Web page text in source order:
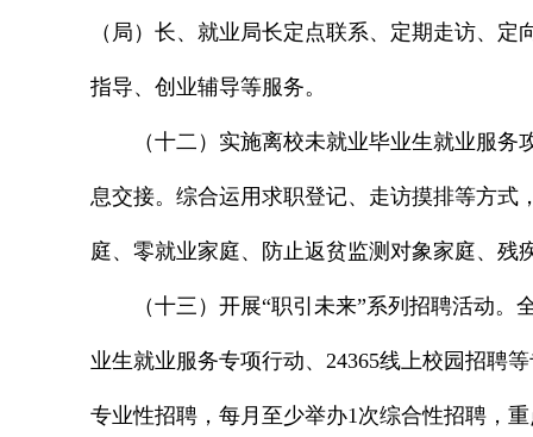
（局）长、就业局长定点联系、定期走访、
指导、创业辅导等服务。
（十二）实施离校未就业毕业生就业服
息交接。综合运用求职登记、走访摸排等方式
庭、零就业家庭、防止返贫监测对象家庭、残
（十三）开展“职引未来”系列招聘活动
业生就业服务专项行动、24365线上校园招聘
专业性招聘，每月至少举办1次综合性招聘，